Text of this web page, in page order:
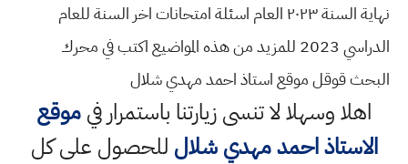
نهاية السنة ٢٠٢٣ العام اسئلة امتحانات اخر السنة للعام
الدراسي 2023 للمزيد من هذه المواضيع اكتب في محرك
البحث قوقل موقع استاذ احمد مهدي شلال
اهلا وسهلالا تنسى زيارتنا باستمرار فيموقع
الاستاذ احمد مهدي شلال للحصول على كل